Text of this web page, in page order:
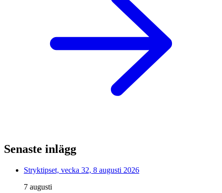
Senaste inlägg
Stryktipset, vecka 32, 8 augusti 2026
7 augusti